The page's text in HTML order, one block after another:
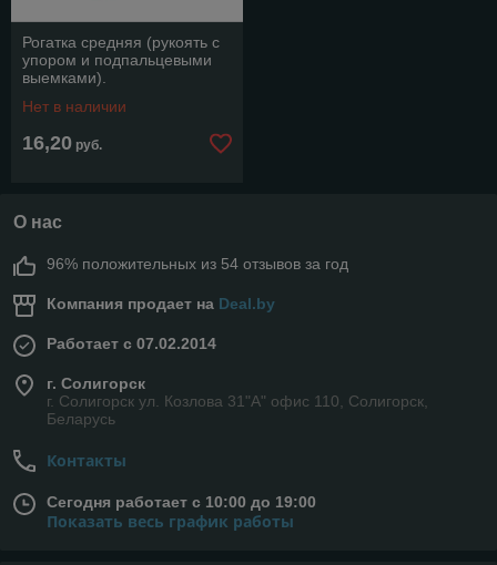
Рогатка средняя (рукоять с
упором и подпальцевыми
выемками).
Нет в наличии
16,20 руб.
О нас
96% положительных из 54 отзывов за год
Компания продает на Deal.by
Работает с 07.02.2014
г. Солигорск
г. Солигорск ул. Козлова 31"А" офис 110, Солигорск,
Беларусь
Контакты
Сегодня работает с 10:00 до 19:00
Показать весь график работы